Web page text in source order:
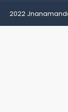
2022